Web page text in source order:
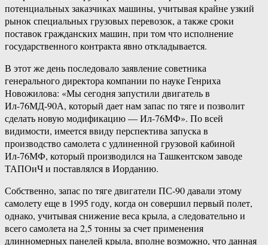
потенциальных заказчиках машины, учитывая крайне узкий
рынок специальных грузовых перевозок, а также сроки
поставок гражданских машин, при том что исполнение
государственного контракта явно откладывается.
В этот же день последовало заявление советника
генерального директора компании по науке Генриха
Новожилова: «Мы сегодня запустили двигатель в
Ил-76МД-90А, который дает нам запас по тяге и позволит
сделать новую модификацию — Ил-76МФ». По всей
видимости, имеется ввиду перспектива запуска в
производство самолета с удлиненной грузовой кабиной
Ил-76МФ, который производился на Ташкентском заводе
ТАПОиЧ и поставлялся в Иорданию.
Собственно, запас по тяге двигатели ПС-90 давали этому
самолету еще в 1995 году, когда он совершил первый полет,
однако, учитывая снижение веса крыла, а следовательно и
всего самолета на 2,5 тонны за счет применения
длинномерных панелей крыла, вполне возможно, что данная